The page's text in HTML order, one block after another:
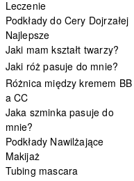
Leczenie
Podkłady do Cery Dojrzałej
Najlepsze
Jaki mam kształt twarzy?
Jaki róż pasuje do mnie?
Różnica między kremem BB
a CC
Jaka szminka pasuje do
mnie?
Podkłady Nawilżające
Makijaż
Tubing mascara